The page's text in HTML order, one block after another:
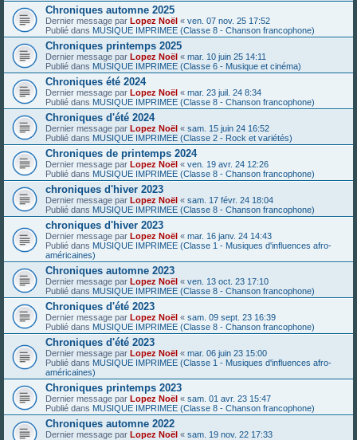
Chroniques automne 2025
Dernier message par Lopez Noël « ven. 07 nov. 25 17:52
Publié dans MUSIQUE IMPRIMEE (Classe 8 - Chanson francophone)
Chroniques printemps 2025
Dernier message par Lopez Noël « mar. 10 juin 25 14:11
Publié dans MUSIQUE IMPRIMEE (Classe 6 - Musique et cinéma)
Chroniques été 2024
Dernier message par Lopez Noël « mar. 23 juil. 24 8:34
Publié dans MUSIQUE IMPRIMEE (Classe 8 - Chanson francophone)
Chroniques d'été 2024
Dernier message par Lopez Noël « sam. 15 juin 24 16:52
Publié dans MUSIQUE IMPRIMEE (Classe 2 - Rock et variétés)
Chroniques de printemps 2024
Dernier message par Lopez Noël « ven. 19 avr. 24 12:26
Publié dans MUSIQUE IMPRIMEE (Classe 8 - Chanson francophone)
chroniques d'hiver 2023
Dernier message par Lopez Noël « sam. 17 févr. 24 18:04
Publié dans MUSIQUE IMPRIMEE (Classe 8 - Chanson francophone)
chroniques d'hiver 2023
Dernier message par Lopez Noël « mar. 16 janv. 24 14:43
Publié dans MUSIQUE IMPRIMEE (Classe 1 - Musiques d'influences afro-
américaines)
Chroniques automne 2023
Dernier message par Lopez Noël « ven. 13 oct. 23 17:10
Publié dans MUSIQUE IMPRIMEE (Classe 8 - Chanson francophone)
Chroniques d'été 2023
Dernier message par Lopez Noël « sam. 09 sept. 23 16:39
Publié dans MUSIQUE IMPRIMEE (Classe 8 - Chanson francophone)
Chroniques d'été 2023
Dernier message par Lopez Noël « mar. 06 juin 23 15:00
Publié dans MUSIQUE IMPRIMEE (Classe 1 - Musiques d'influences afro-
américaines)
Chroniques printemps 2023
Dernier message par Lopez Noël « sam. 01 avr. 23 15:47
Publié dans MUSIQUE IMPRIMEE (Classe 8 - Chanson francophone)
Chroniques automne 2022
Dernier message par Lopez Noël « sam. 19 nov. 22 17:33